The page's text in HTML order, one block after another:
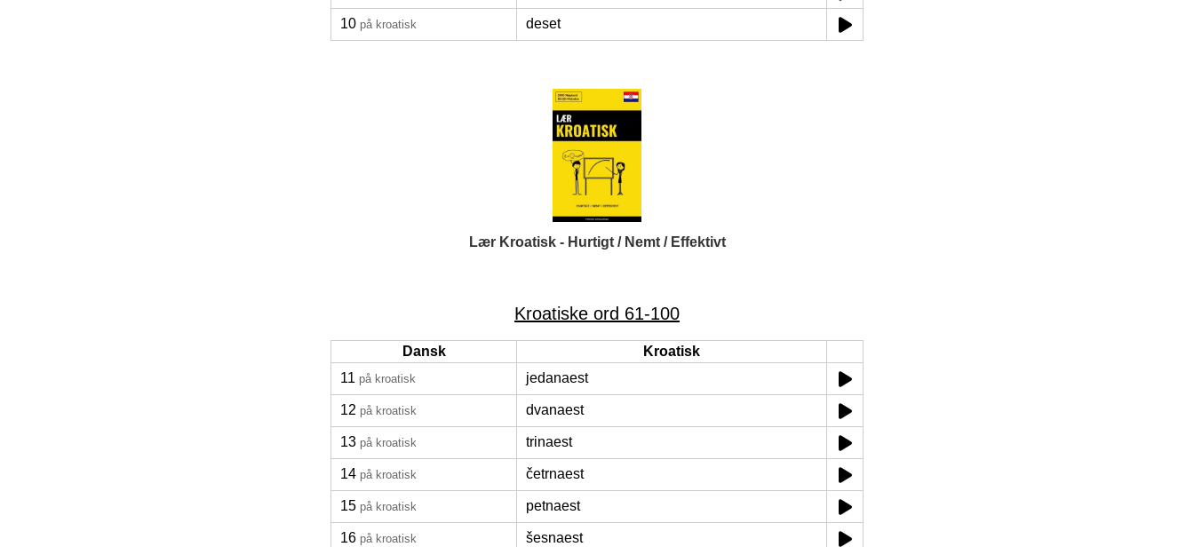
10 på kroatisk deset
Lær Kroatisk - Hurtigt / Nemt / Effektivt
Kroatiske ord 61-100
Dansk
Kroatisk
11 på kroatisk jedanaest
12 på kroatisk dvanaest
13 på kroatisk trinaest
14 på kroatisk četrnaest
15 på kroatisk petnaest
16 på kroatisk šesnaest